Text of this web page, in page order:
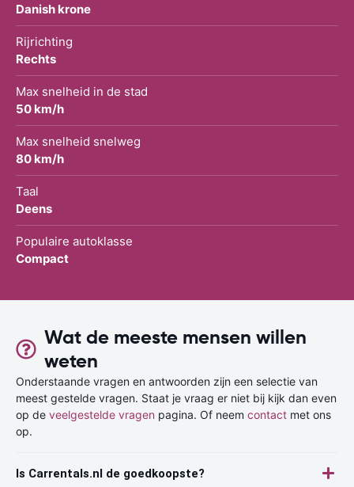
Danish krone
Rijrichting
Rechts
Max snelheid in de stad
50 km/h
Max snelheid snelweg
80 km/h
Taal
Deens
Populaire autoklasse
Compact
Wat de meeste mensen willen
weten
Onderstaande vragen en antwoorden zijn een selectie van
meest gestelde vragen. Staat je vraag er niet bij kijk dan even
op de veelgestelde vragen pagina. Of neem contact met ons
op.
Is Carrentals.nl de goedkoopste?